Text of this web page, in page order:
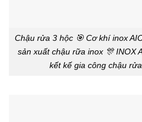
Chậu rửa 3 hộc 🎯 Cơ khí inox
sản xuất chậu rữa inox 🎊 INOX
kết kế gia công chậu